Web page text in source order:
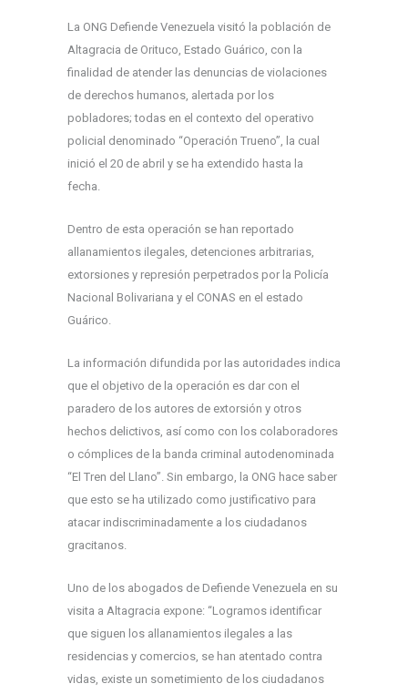
La ONG Defiende Venezuela visitó la población de
Altagracia de Orituco, Estado Guárico, con la
finalidad de atender las denuncias de violaciones
de derechos humanos, alertada por los
pobladores; todas en el contexto del operativo
policial denominado “Operación Trueno”, la cual
inició el 20 de abril y se ha extendido hasta la
fecha.
Dentro de esta operación se han reportado
allanamientos ilegales, detenciones arbitrarias,
extorsiones y represión perpetrados por la Policía
Nacional Bolivariana y el CONAS en el estado
Guárico.
La información difundida por las autoridades indica
que el objetivo de la operación es dar con el
paradero de los autores de extorsión y otros
hechos delictivos, así como con los colaboradores
o cómplices de la banda criminal autodenominada
“El Tren del Llano”. Sin embargo, la ONG hace saber
que esto se ha utilizado como justificativo para
atacar indiscriminadamente a los ciudadanos
gracitanos.
Uno de los abogados de Defiende Venezuela en su
visita a Altagracia expone: “Logramos identificar
que siguen los allanamientos ilegales a las
residencias y comercios, se han atentado contra
vidas, existe un sometimiento de los ciudadanos